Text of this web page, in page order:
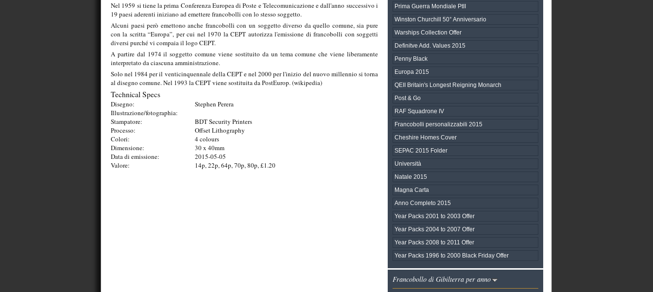
Nel 1959 si tiene la prima Conferenza Europea di Poste e Telecomunicazione e dall'anno successivo i
19 paesi aderenti iniziano ad emettere francobolli con lo stesso soggetto.
Alcuni paesi però emettono anche francobolli con un soggetto diverso da quello comune, sia pure
con la scritta “Europa”, per cui nel 1970 la CEPT autorizza l'emissione di francobolli con soggetti
diversi purché vi compaia il logo CEPT.
A partire dal 1974 il soggetto comune viene sostituito da un tema comune che viene liberamente
interpretato da ciascuna amministrazione.
Solo nel 1984 per il venticinquennale della CEPT e nel 2000 per l'inizio del nuovo millennio si torna
al disegno comune. Nel 1993 la CEPT viene sostituita da PostEurop. (wikipedia)
Technical Specs
Disegno:
Stephen Perera
Illustrazione/fotographia:
Stampatore:
BDT Security Printers
Processo:
Offset Lithography
Colori:
4 colours
Dimensione:
30 x 40mm
Data di emissione:
2015-05-05
Valore:
14p, 22p, 64p, 70p, 80p, £1.20
Prima Guerra Mondiale PtII
Winston Churchill 50° Anniversario
Warships Collection Offer
Definitve Add. Values 2015
Penny Black
Europa 2015
QEII Britain's Longest Reigning Monarch
Post & Go
RAF Squadrone IV
Francobolli personalizzabili 2015
Cheshire Homes Cover
SEPAC 2015 Folder
Università
Natale 2015
Magna Carta
Anno Completo 2015
Year Packs 2001 to 2003 Offer
Year Packs 2004 to 2007 Offer
Year Packs 2008 to 2011 Offer
Year Packs 1996 to 2000 Black Friday Offer
Francobollo di Gibilterra per anno